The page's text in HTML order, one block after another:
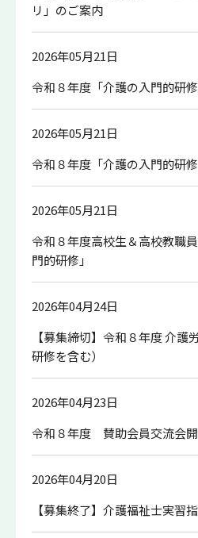
リ」のご案内
2026年05月21日
令和８年度「介護の入門的研修
2026年05月21日
令和８年度「介護の入門的研修
2026年05月21日
令和８年度高校生＆高校教職
門的研修」
2026年04月24日
【募集締切】令和８年度 介護
研修を含む）
2026年04月23日
令和８年度 賛助会員交流会
2026年04月20日
【募集終了】介護福祉士実習